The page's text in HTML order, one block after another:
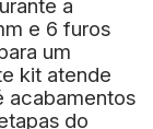
a
e 6 furos
um
kit atende
acabamentos
do